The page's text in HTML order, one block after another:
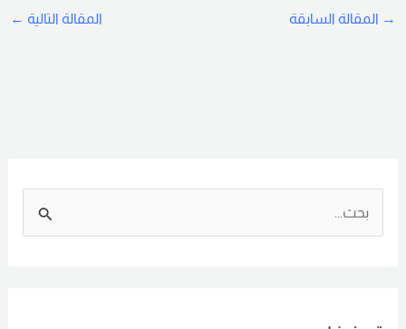
→المقالة السابقة المقالة التالية ←